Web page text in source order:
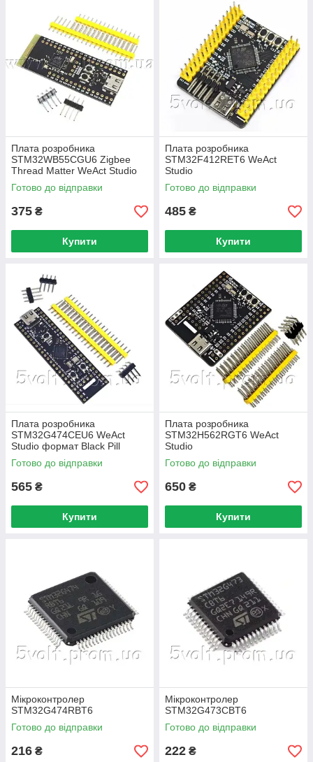
Плата розробника
STM32WB55CGU6 Zigbee
Thread Matter WeAct Studio
Готово до відправки
375 ₴
Купити
Плата розробника
STM32F412RET6 WeAct
Studio
Готово до відправки
485 ₴
Купити
Плата розробника
STM32G474CEU6 WeAct
Studio формат Black Pill
Готово до відправки
565 ₴
Купити
Плата розробника
STM32H562RGT6 WeAct
Studio
Готово до відправки
650 ₴
Купити
Мікроконтролер
STM32G474RBT6
Готово до відправки
216 ₴
Мікроконтролер
STM32G473CBT6
Готово до відправки
222 ₴